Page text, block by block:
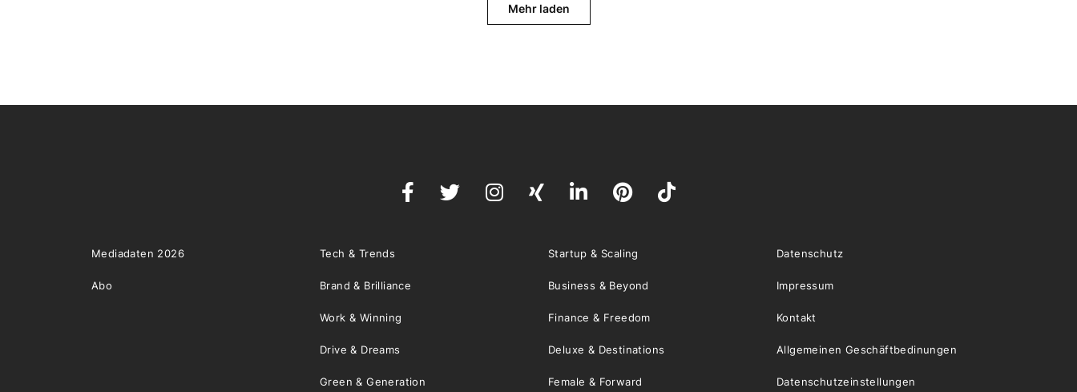
Mehr laden
Mediadaten 2026
Abo
Tech & Trends Startup & Scaling
Brand & Brilliance Business & Beyond
Work & Winning Finance & Freedom
Drive & Dreams Deluxe & Destinations
Green & Generation Female & Forward
Datenschutz
Impressum
Kontakt
Allgemeinen Geschäftbedinungen
Datenschutzeinstellungen